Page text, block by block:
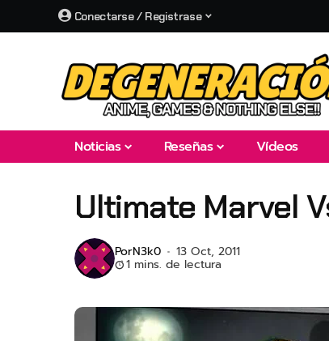
Conectarse / Registrase
Noticias Reseñas Vídeos
Ultimate Marvel
PorN3k0 13 Oct, 2011
1 mins. de lectura